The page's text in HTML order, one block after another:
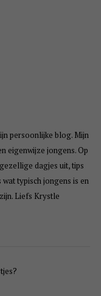
persoonlijke blog. Mijn
eigenwijze jongens. Op
dagjes uit, tips
typisch jongens is en
Liefs Krystle